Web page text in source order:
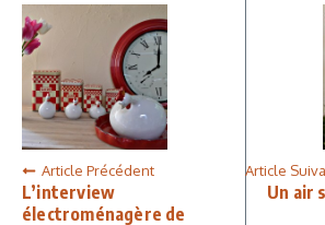
Article Précédent
L’interview
électroménagère de
Article
Un air